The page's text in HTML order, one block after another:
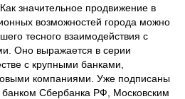
значительное продвижение в
возможностей города можно
тесного взаимодействия с
Оно выражается в серии
с крупными банками,
компаниями. Уже подписаны
Сбербанка РФ, Московским